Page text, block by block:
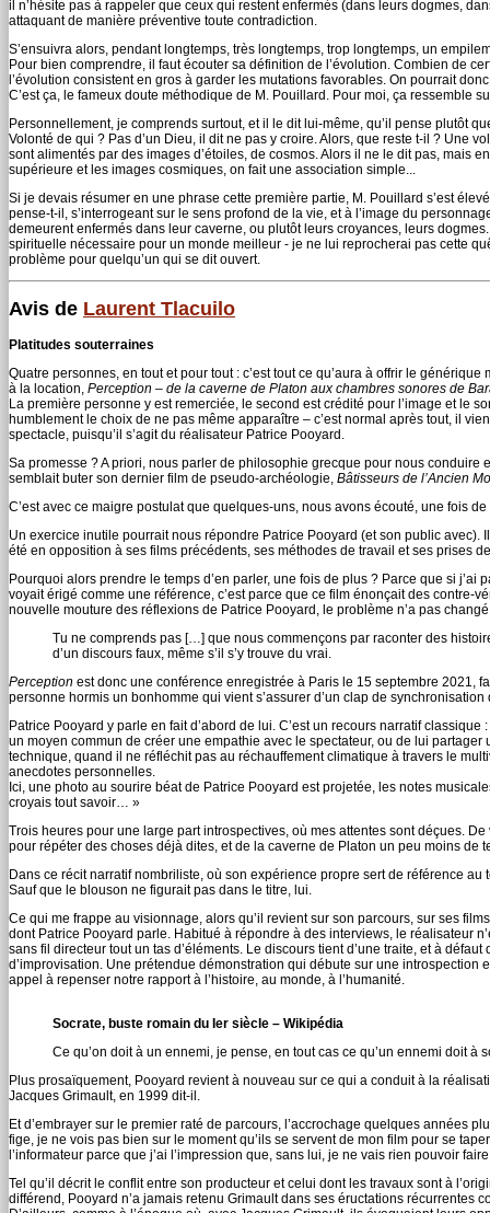
il n’hésite pas à rappeler que ceux qui restent enfermés (dans leurs dogmes,
attaquant de manière préventive toute contradiction.
S’ensuivra alors, pendant longtemps, très longtemps, trop longtemps, un
Pour bien comprendre, il faut écouter sa définition de l’évolution. Combien de
l’évolution consistent en gros à garder les mutations favorables. On pourrait
C’est ça, le fameux doute méthodique de M. Pouillard. Pour moi, ça ressemble
Personnellement, je comprends surtout, et il le dit lui-même, qu’il pense plutôt
Volonté de qui ? Pas d’un Dieu, il dit ne pas y croire. Alors, que reste t-il ? Une
sont alimentés par des images d’étoiles, de cosmos. Alors il ne le dit pas, mais
supérieure et les images cosmiques, on fait une association simple...
Si je devais résumer en une phrase cette première partie, M. Pouillard s’est
pense-t-il, s’interrogeant sur le sens profond de la vie, et à l’image du
demeurent enfermés dans leur caverne, ou plutôt leurs croyances, leurs
spirituelle nécessaire pour un monde meilleur - je ne lui reprocherai pas cette
problème pour quelqu’un qui se dit ouvert.
Avis de Laurent Tlacuilo
Platitudes souterraines
Quatre personnes, en tout et pour tout : c’est tout ce qu’aura à offrir le
à la location, Perception – de la caverne de Platon aux chambres sonores de
La première personne y est remerciée, le second est crédité pour l’image et le
humblement le choix de ne pas même apparaître – c’est normal après tout, il
spectacle, puisqu’il s’agit du réalisateur Patrice Pooyard.
Sa promesse ? A priori, nous parler de philosophie grecque pour nous conduire
semblait buter son dernier film de pseudo-archéologie, Bâtisseurs de l’Ancien
C’est avec ce maigre postulat que quelques-uns, nous avons écouté, une fois
Un exercice inutile pourrait nous répondre Patrice Pooyard (et son public
été en opposition à ses films précédents, ses méthodes de travail et ses prises
Pourquoi alors prendre le temps d’en parler, une fois de plus ? Parce que si j’ai
voyait érigé comme une référence, c’est parce que ce film énonçait des contre-
nouvelle mouture des réflexions de Patrice Pooyard, le problème n’a pas
Tu ne comprends pas […] que nous commençons par raconter des
d’un discours faux, même s’il s’y trouve du vrai.
Perception est donc une conférence enregistrée à Paris le 15 septembre 2021,
personne hormis un bonhomme qui vient s’assurer d’un clap de
Patrice Pooyard y parle en fait d’abord de lui. C’est un recours narratif classique
un moyen commun de créer une empathie avec le spectateur, ou de lui
technique, quand il ne réfléchit pas au réchauffement climatique à travers le
anecdotes personnelles.
Ici, une photo au sourire béat de Patrice Pooyard est projetée, les notes
croyais tout savoir… »
Trois heures pour une large part introspectives, où mes attentes sont déçues.
pour répéter des choses déjà dites, et de la caverne de Platon un peu moins de
Dans ce récit narratif nombriliste, où son expérience propre sert de référence
Sauf que le blouson ne figurait pas dans le titre, lui.
Ce qui me frappe au visionnage, alors qu’il revient sur son parcours, sur ses
dont Patrice Pooyard parle. Habitué à répondre à des interviews, le réalisateur
sans fil directeur tout un tas d’éléments. Le discours tient d’une traite, et à
d’improvisation. Une prétendue démonstration qui débute sur une
appel à repenser notre rapport à l’histoire, au monde, à l’humanité.
Socrate, buste romain du Ier siècle – Wikipédia
Ce qu’on doit à un ennemi, je pense, en tout cas ce qu’un ennemi doit à
Plus prosaïquement, Pooyard revient à nouveau sur ce qui a conduit à la
Jacques Grimault, en 1999 dit-il.
Et d’embrayer sur le premier raté de parcours, l’accrochage quelques années
fige, je ne vois pas bien sur le moment qu’ils se servent de mon film pour se
l’informateur parce que j’ai l’impression que, sans lui, je ne vais rien pouvoir
Tel qu’il décrit le conflit entre son producteur et celui dont les travaux sont à
différend, Pooyard n’a jamais retenu Grimault dans ses éructations récurrentes